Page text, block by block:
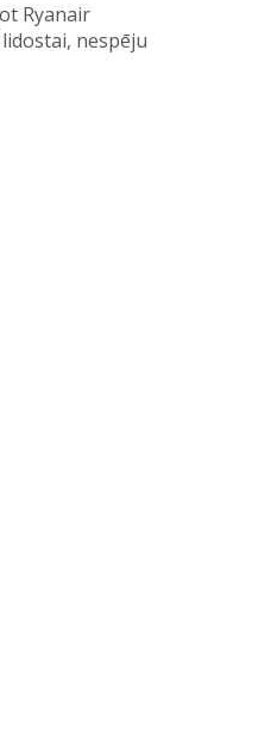
Ryanair
nespēju